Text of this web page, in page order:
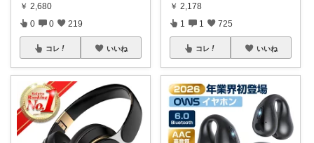
￥ 2,680
0 0 219
コレ いいね
￥ 2,178
1 1 725
コレ いいね